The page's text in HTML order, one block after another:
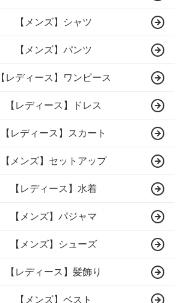
【メンズ】シャツ
【メンズ】パンツ
【レディース】ワンピース
【レディース】ドレス
【レディース】スカート
【メンズ】セットアップ
【レディース】水着
【メンズ】パジャマ
【メンズ】シューズ
【レディース】髪飾り
【メンズ】ベスト